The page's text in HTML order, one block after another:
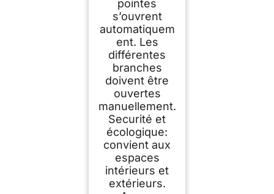
pointes
s’ouvrent
automatiquem
ent. Les
différentes
branches
doivent être
ouvertes
manuellement.
Securité et
écologique:
convient aux
espaces
intérieurs et
extérieurs.